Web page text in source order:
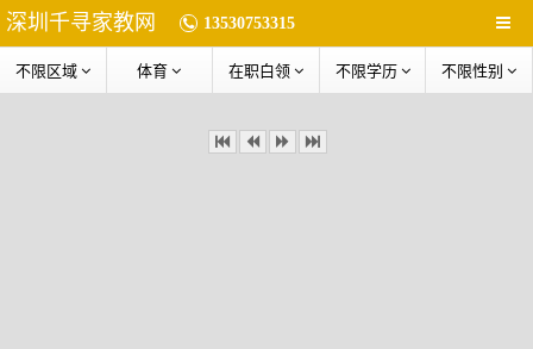
深圳千寻家教网 13530753315
不限区域 体育 在职白领 不限学历 不限性别